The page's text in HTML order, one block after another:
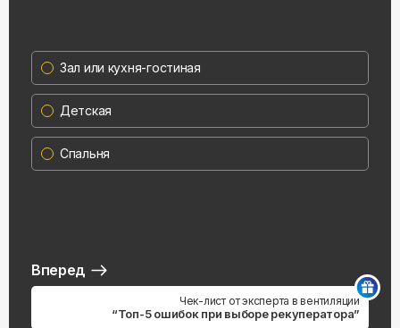
Зал или кухня-гостиная
Детская
Спальня
Вперед
Чек-лист от эксперта в вентиляции
“Топ-5 ошибок при выборе рекуператора”